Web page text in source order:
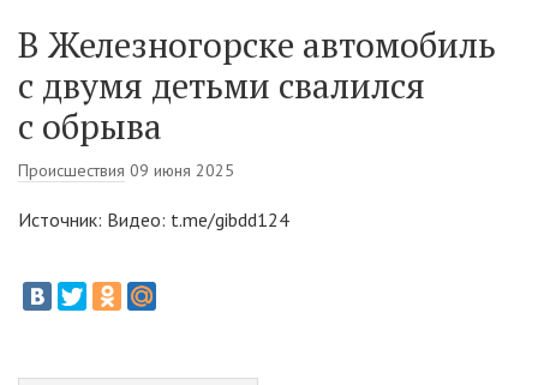
В Железногорске автомобиль
с двумя детьми свалился
с обрыва
Происшествия 09 июня 2025
Источник: Видео: t.me/gibdd124